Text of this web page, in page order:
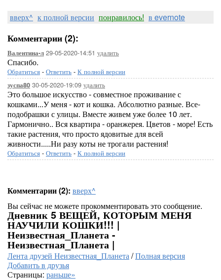
вверх^ к полной версии понравилось! в evernote
Комментарии (2):
Валентина-л 29-05-2020-14:51 удалить
Спасибо.
Обратиться - Ответить - К полной версии
зуспа80 30-05-2020-19:09 удалить
Это большое искусство - совместное проживание с
кошками...У меня - кот и кошка. Абсолютно разные. Все-
подобрашки с улицы. Вместе живем уже более 10 лет.
Гармонично.. Вся квартира - оранжерея. Цветов - море! Есть
такие растения, что просто ядовитые для всей
живности.....Ни разу коты не трогали растения!
Обратиться - Ответить - К полной версии
Комментарии (2): вверх^
Вы сейчас не можете прокомментировать это сообщение.
Дневник 5 ВЕЩЕЙ, КОТОРЫМ МЕНЯ
НАУЧИЛИ КОШКИ!!! |
Неизвестная_Планета -
Неизвестная_Планета |
Лента друзей Неизвестная_Планета/Полная версия
Добавить в друзья
Страницы: раньше»